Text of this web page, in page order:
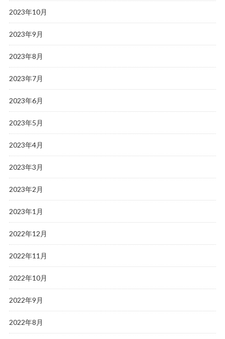
2023年10月
2023年9月
2023年8月
2023年7月
2023年6月
2023年5月
2023年4月
2023年3月
2023年2月
2023年1月
2022年12月
2022年11月
2022年10月
2022年9月
2022年8月